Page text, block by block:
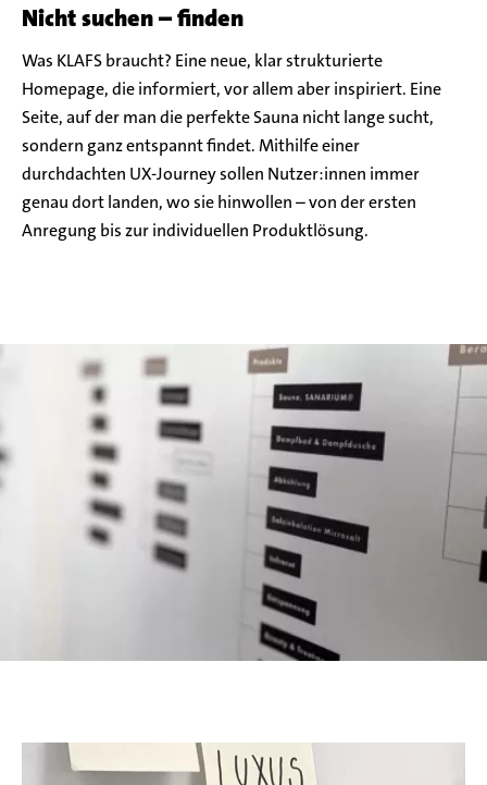
Nicht suchen – finden
Was KLAFS braucht? Eine neue, klar strukturierte
Homepage, die informiert, vor allem aber inspiriert. Eine
Seite, auf der man die perfekte Sauna nicht lange sucht,
sondern ganz entspannt findet. Mithilfe einer
durchdachten UX-Journey sollen Nutzer:innen immer
genau dort landen, wo sie hinwollen – von der ersten
Anregung bis zur individuellen Produktlösung.